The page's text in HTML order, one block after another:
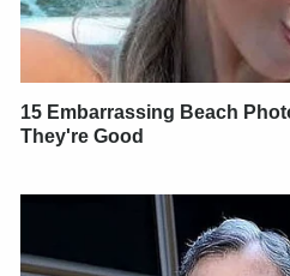
15 Embarrassing Beach
They're Good